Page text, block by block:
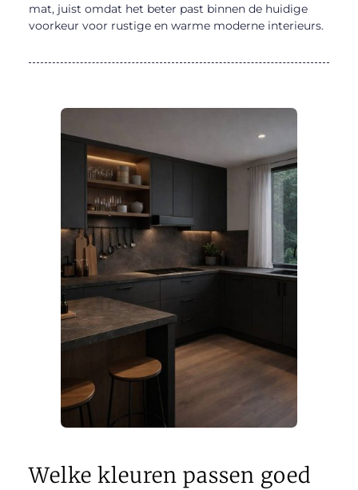
mat, juist omdat het beter past binnen de huidige
voorkeur voor rustige en warme moderne interieurs.
Welke kleuren passen goed